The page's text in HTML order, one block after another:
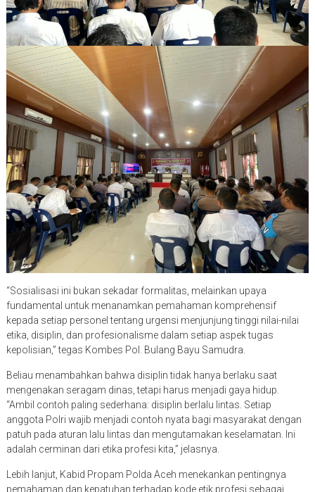
“Sosialisasi ini bukan sekadar formalitas, melainkan upaya
fundamental untuk menanamkan pemahaman komprehensif
kepada setiap personel tentang urgensi menjunjung tinggi nilai-nilai
etika, disiplin, dan profesionalisme dalam setiap aspek tugas
kepolisian,” tegas Kombes Pol. Bulang Bayu Samudra.
Beliau menambahkan bahwa disiplin tidak hanya berlaku saat
mengenakan seragam dinas, tetapi harus menjadi gaya hidup.
“Ambil contoh paling sederhana: disiplin berlalu lintas. Setiap
anggota Polri wajib menjadi contoh nyata bagi masyarakat dengan
patuh pada aturan lalu lintas dan mengutamakan keselamatan. Ini
adalah cerminan dari etika profesi kita,” jelasnya.
Lebih lanjut, Kabid Propam Polda Aceh menekankan pentingnya
pemahaman dan kepatuhan terhadap kode etik profesi sebagai